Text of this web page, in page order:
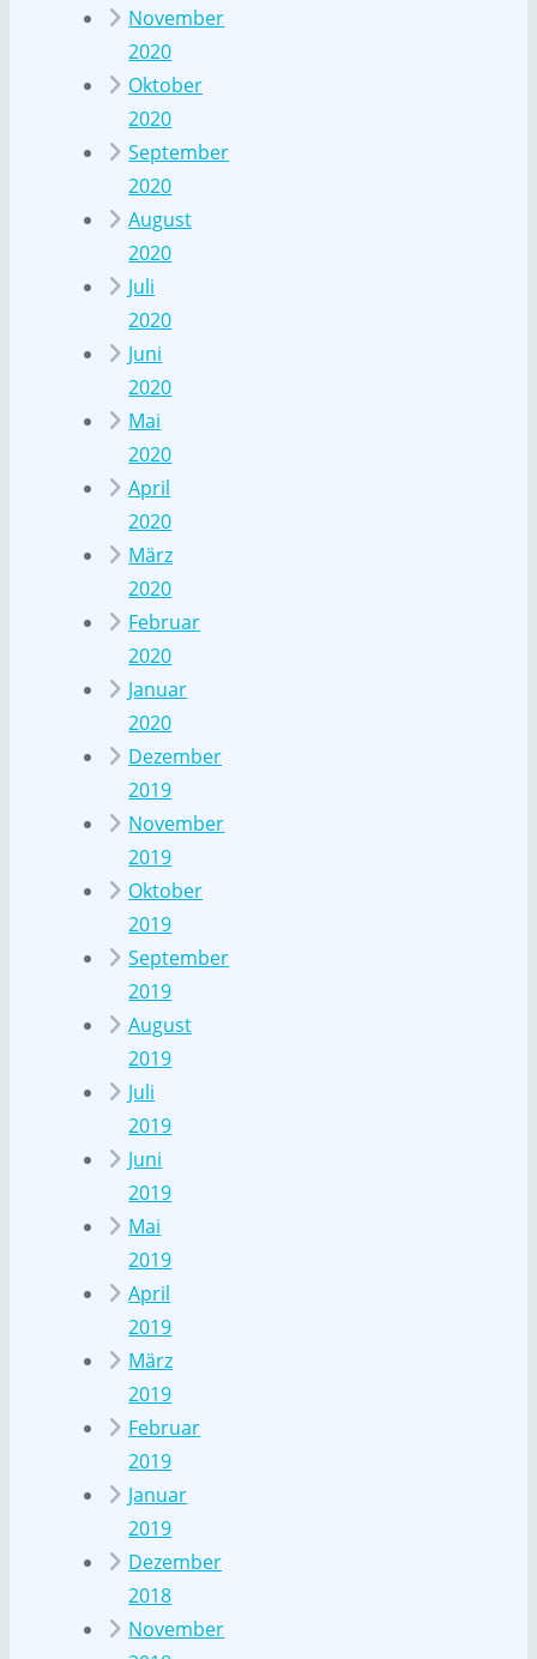
November
2020
Oktober
2020
September
2020
August
2020
Juli
2020
Juni
2020
Mai
2020
April
2020
März
2020
Februar
2020
Januar
2020
Dezember
2019
November
2019
Oktober
2019
September
2019
August
2019
Juli
2019
Juni
2019
Mai
2019
April
2019
März
2019
Februar
2019
Januar
2019
Dezember
2018
November